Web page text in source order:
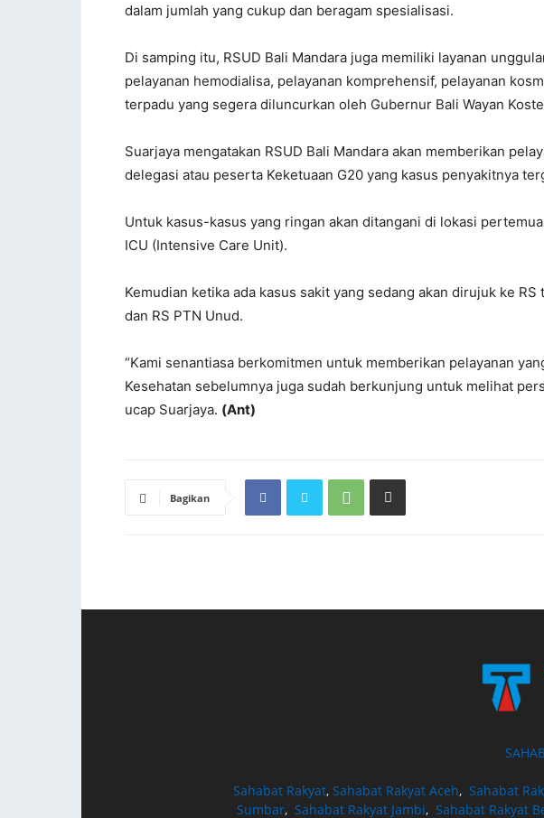
dalam jumlah yang cukup dan beragam spesialisasi.
Di samping itu, RSUD Bali Mandara juga memiliki layanan
pelayanan hemodialisa, pelayanan komprehensif, pelayanan
terpadu yang segera diluncurkan oleh Gubernur Bali Wayan
Suarjaya mengatakan RSUD Bali Mandara akan memberikan
delegasi atau peserta Keketuaan G20 yang kasus penyakitnya
Untuk kasus-kasus yang ringan akan ditangani di lokasi
ICU (Intensive Care Unit).
Kemudian ketika ada kasus sakit yang sedang akan dirujuk ke
dan RS PTN Unud.
“Kami senantiasa berkomitmen untuk memberikan pelayanan
Kesehatan sebelumnya juga sudah berkunjung untuk melihat
ucap Suarjaya. (Ant)
Bagikan
Sahabat Rakyat, Sahabat Rakyat Aceh, Sahabat
Sumbar,Sahabat Rakyat Jambi,Sahabat Rakyat